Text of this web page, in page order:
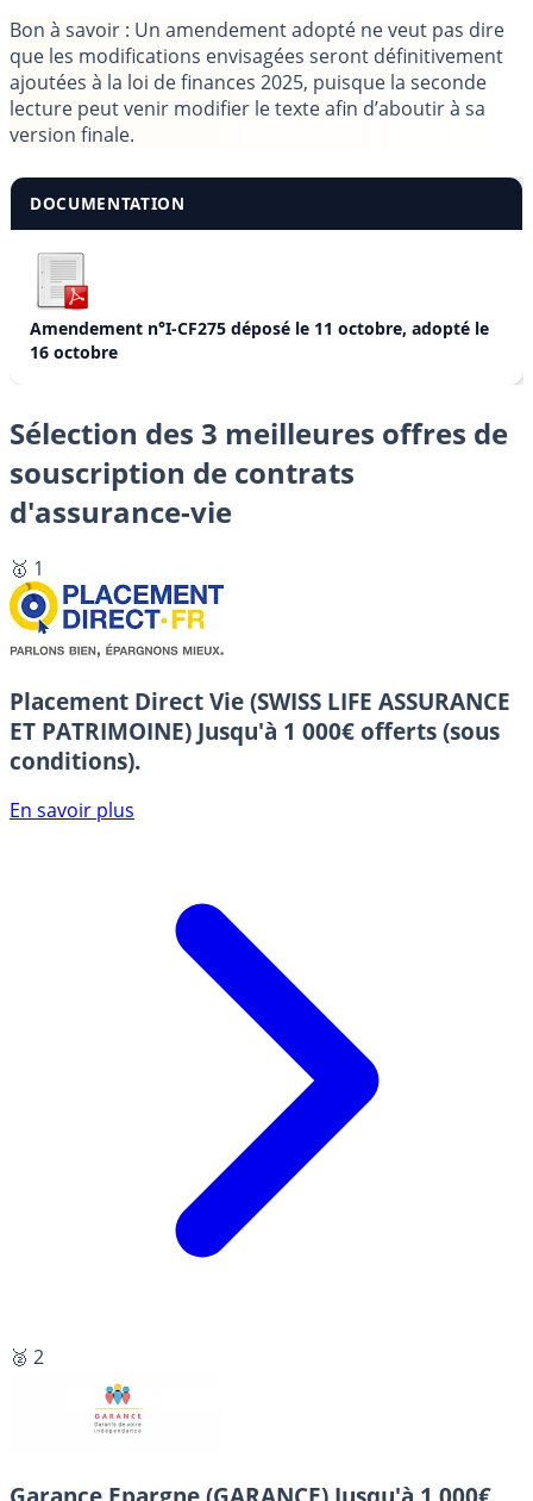
Bon à savoir : Un amendement adopté ne veut pas dire
que les modifications envisagées seront définitivement
ajoutées à la loi de finances 2025, puisque la seconde
lecture peut venir modifier le texte afin d’aboutir à sa
version finale.
DOCUMENTATION
Amendement n°I-CF275 déposé le 11 octobre, adopté le
16 octobre
Sélection des 3 meilleures offres de
souscription de contrats
d'assurance-vie
🥇 1
Placement Direct Vie (SWISS LIFE ASSURANCE
ET PATRIMOINE) Jusqu'à 1 000€ offerts (sous
conditions).
En savoir plus
🥈 2